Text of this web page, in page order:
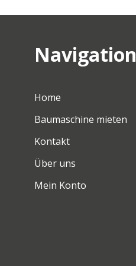
Navigation
Home
Baumaschine mieten
Kontakt
Über uns
Mein Konto